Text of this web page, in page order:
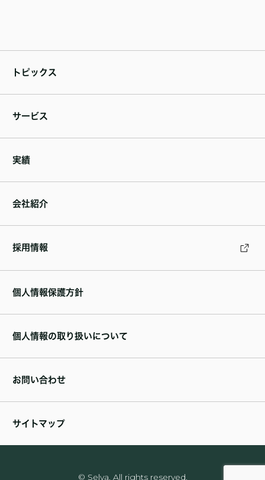
トピックス
サービス
実績
会社紹介
採用情報
個人情報保護方針
個人情報の取り扱いについて
お問い合わせ
サイトマップ
© Selva. All rights reserved.